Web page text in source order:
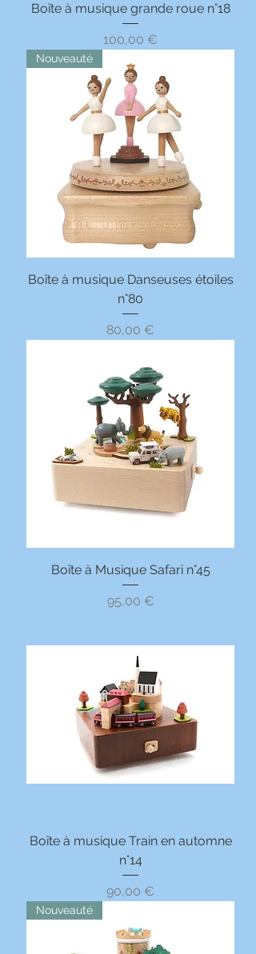
Boîte à musique grande roue n°18
Prix
100,00 €
Nouveauté
Boîte à musique Danseuses étoiles
n°80
Prix
80,00 €
Boîte à Musique Safari n°45
Prix
95,00 €
Boîte à musique Train en automne
n°14
Prix
90,00 €
Nouveauté